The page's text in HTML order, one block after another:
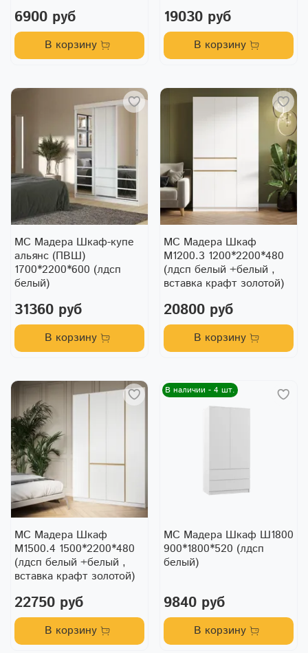
6900 руб
В корзину
19030 руб
В корзину
МС Мадера Шкаф-купе
альянс (ПВШ)
1700*2200*600 (лдсп
белый)
31360 руб
В корзину
МС Мадера Шкаф
М1200.3 1200*2200*480
(лдсп белый +белый ,
вставка крафт золотой)
20800 руб
В корзину
МС Мадера Шкаф
М1500.4 1500*2200*480
(лдсп белый +белый ,
вставка крафт золотой)
22750 руб
В корзину
В наличии - 4 шт.
МС Мадера Шкаф Ш1800
900*1800*520 (лдсп
белый)
9840 руб
В корзину